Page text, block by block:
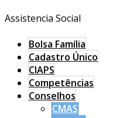
Assistencia Social
Bolsa Família
Cadastro Único
CIAPS
Competências
Conselhos
CMAS